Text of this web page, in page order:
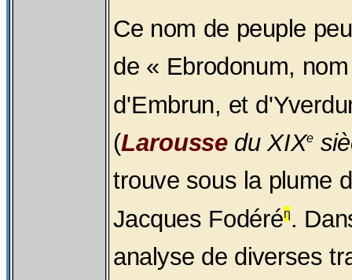
Ce nom de peuple
de « Ebrodonum,
d'Embrun, et
(Laroussedu XIXe
trouve sous la plume
Jacques Fodéréη.
analyse de diverses